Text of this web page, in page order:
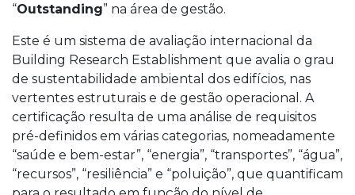
“Outstanding” na área de gestão.
Este é um sistema de avaliação internacional da
Building Research Establishment que avalia o grau
de sustentabilidade ambiental dos edifícios, nas
vertentes estruturais e de gestão operacional. A
certificação resulta de uma análise de requisitos
pré-definidos em várias categorias, nomeadamente
“saúde e bem-estar”, “energia”, “transportes”, “água”,
“recursos”, “resiliência” e “poluição”, que quantificam